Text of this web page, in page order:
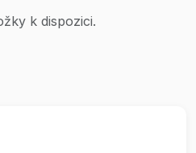
k dispozici.